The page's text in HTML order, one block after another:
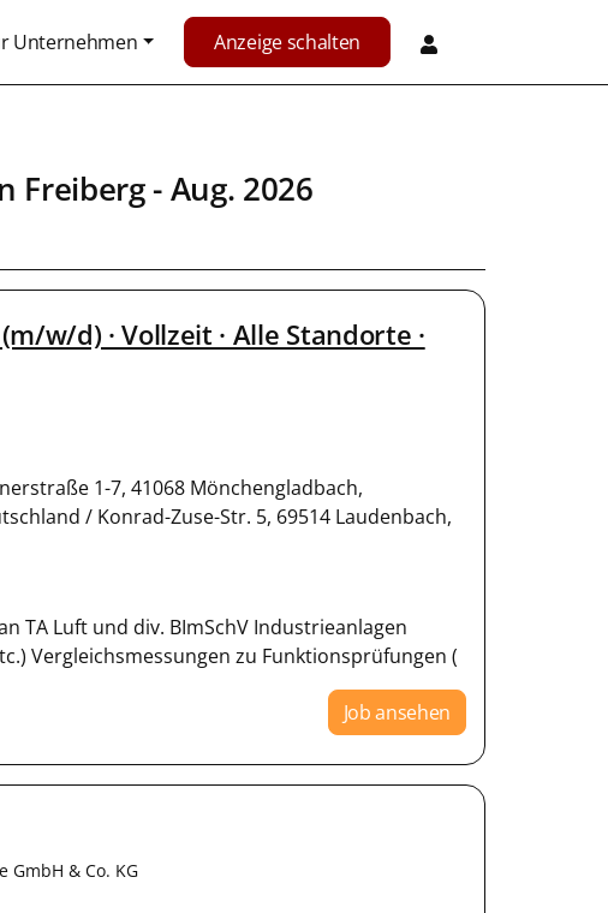
Unternehmen Anzeige schalten
Freiberg- Aug. 2026
w/d) · Vollzeit · Alle Standorte ·
1-7, 41068 Mönchengladbach,
/ Konrad-Zuse-Str. 5, 69514 Laudenbach,
TA Luft und div. BImSchV Industrieanlagen
Vergleichsmessungen zu Funktionsprüfungen (
Job ansehen
GmbH & Co. KG